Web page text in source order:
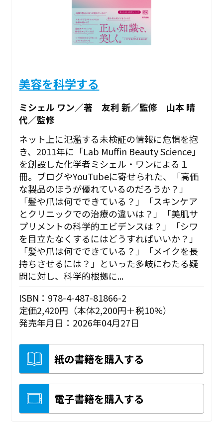
美容を科学する
ミシェル ワン／著 友利 新／監修 山本 晴
代／監修
ネット上に氾濫する未検証の情報に危惧を抱
き、2011年に「Lab Muffin Beauty Science」
を創設した化学者ミシェル・ワンによる１
冊。ブログやYouTubeに寄せられた、「高価
な製品のほうが優れているのだろうか？」
「髪や爪は何でできている？」「スキンケア
とクリニックでの治療の違いは？」「美肌サ
プリメントの科学的エビデンスは？」「シワ
を目立たなくするにはどうすればいいか？」
「髪や爪は何でできている？」「メイクを長
持ちさせるには？」といった多岐にわたる疑
問に対し、科学的根拠に...
ISBN：978-4-487-81866-2
定価2,420円（本体2,200円＋税10%）
発売年月日：2026年04月27日
紙の書籍を購入する
電子書籍を購入する